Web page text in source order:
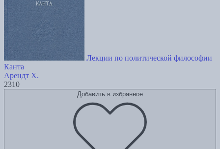
Лекции по политической философии
Канта
Арендт Х.
2310
Добавить в избранное